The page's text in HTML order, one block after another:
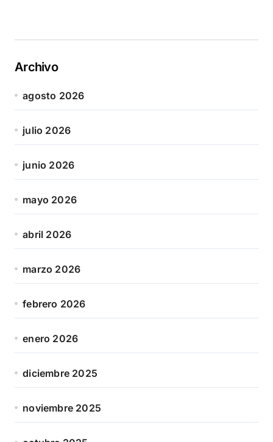
Archivo
agosto 2026
julio 2026
junio 2026
mayo 2026
abril 2026
marzo 2026
febrero 2026
enero 2026
diciembre 2025
noviembre 2025